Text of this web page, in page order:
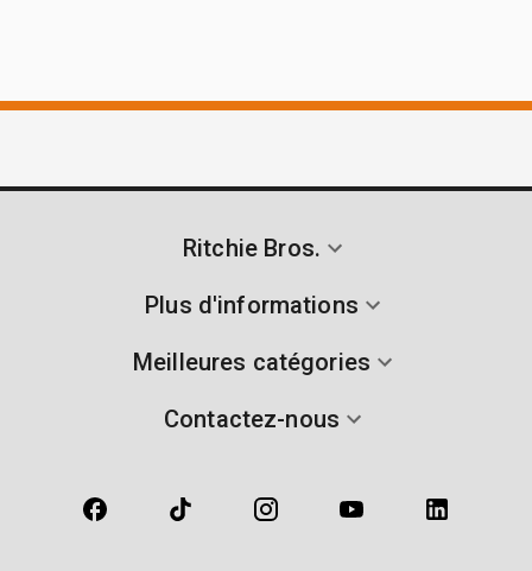
Ritchie Bros.
Plus d'informations
Meilleures catégories
Contactez-nous